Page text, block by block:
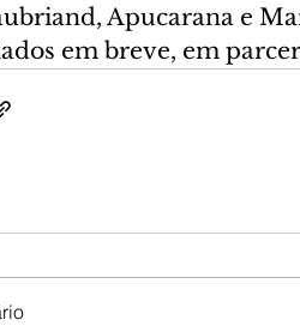
Apucarana e
em breve, em